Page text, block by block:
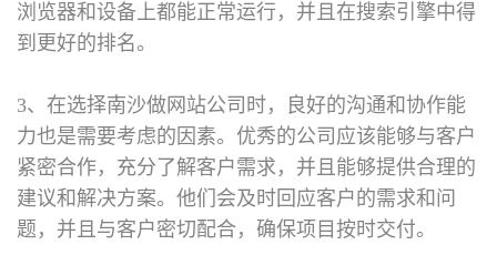
浏览器和设备上都能正常运行，并且在搜索引擎中得
到更好的排名。
3、在选择南沙做网站公司时，良好的沟通和协作能
力也是需要考虑的因素。优秀的公司应该能够与客户
紧密合作，充分了解客户需求，并且能够提供合理的
建议和解决方案。他们会及时回应客户的需求和问
题，并且与客户密切配合，确保项目按时交付。